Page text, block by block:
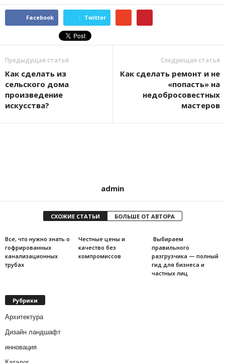
Facebook Twitter
Предыдущая статья
Как сделать из
сельского дома
произведение
искусства?
Следующая статья
Как сделать ремонт и не
«попасть» на
недобросовестных
мастеров
admin
СХОЖИЕ СТАТЬИ БОЛЬШЕ ОТ АВТОРА
Все, что нужно знать о
гофрированных
канализационных
трубах
Честные цены и
качество без
компромиссов
Выбираем
правильного
разгрузчика — полный
гид для бизнеса и
частных лиц
Рубрики
Архитектура
Дизайн ландшафт
инновация